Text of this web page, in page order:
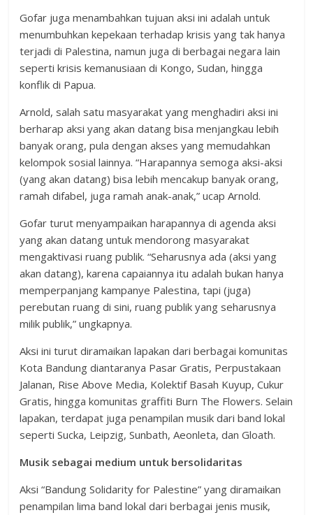
Gofar juga menambahkan tujuan aksi ini adalah untuk
menumbuhkan kepekaan terhadap krisis yang tak hanya
terjadi di Palestina, namun juga di berbagai negara lain
seperti krisis kemanusiaan di Kongo, Sudan, hingga
konflik di Papua.
Arnold, salah satu masyarakat yang menghadiri aksi ini
berharap aksi yang akan datang bisa menjangkau lebih
banyak orang, pula dengan akses yang memudahkan
kelompok sosial lainnya. “Harapannya semoga aksi-aksi
(yang akan datang) bisa lebih mencakup banyak orang,
ramah difabel, juga ramah anak-anak,” ucap Arnold.
Gofar turut menyampaikan harapannya di agenda aksi
yang akan datang untuk mendorong masyarakat
mengaktivasi ruang publik. “Seharusnya ada (aksi yang
akan datang), karena capaiannya itu adalah bukan hanya
memperpanjang kampanye Palestina, tapi (juga)
perebutan ruang di sini, ruang publik yang seharusnya
milik publik,” ungkapnya.
Aksi ini turut diramaikan lapakan dari berbagai komunitas
Kota Bandung diantaranya Pasar Gratis, Perpustakaan
Jalanan, Rise Above Media, Kolektif Basah Kuyup, Cukur
Gratis, hingga komunitas graffiti Burn The Flowers. Selain
lapakan, terdapat juga penampilan musik dari band lokal
seperti Sucka, Leipzig, Sunbath, Aeonleta, dan Gloath.
Musik sebagai medium untuk bersolidaritas
Aksi “Bandung Solidarity for Palestine” yang diramaikan
penampilan lima band lokal dari berbagai jenis musik,